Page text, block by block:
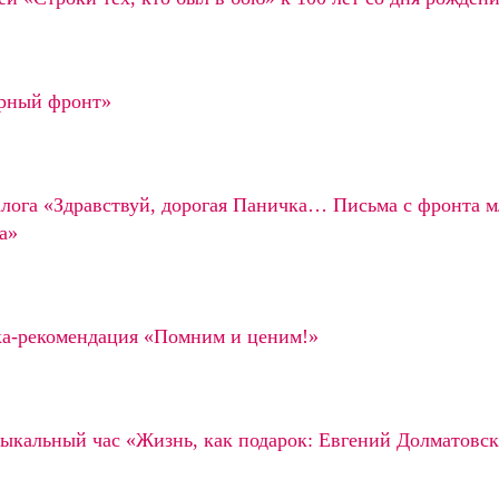
фронт»
«Здравствуй, дорогая Паничка… Письма с фронта
рекомендация «Помним и ценим!»
час «Жизнь, как подарок: Евгений